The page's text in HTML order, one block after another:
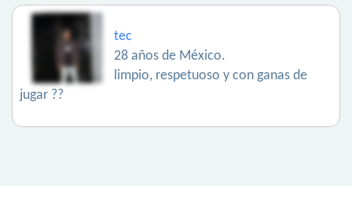
tec
28 años de México.
limpio, respetuoso y con ganas de
jugar ??